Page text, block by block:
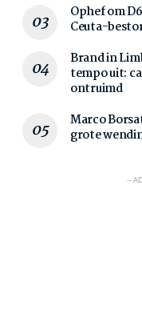
Ophef om
Ceuta-
Brand in
tempo uit:
ontruimd
Marco
grote
--